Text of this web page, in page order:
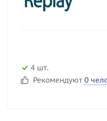
4 шт.
Рекомендуют 0